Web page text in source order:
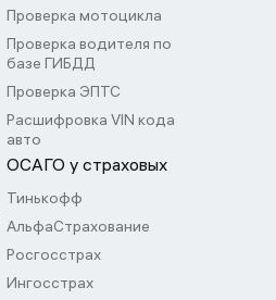
Проверка мотоцикла
Проверка водителя по
базе ГИБДД
Проверка ЭПТС
Расшифровка VIN кода
авто
ОСАГО у страховых
Тинькофф
АльфаСтрахование
Росгосстрах
Ингосстрах